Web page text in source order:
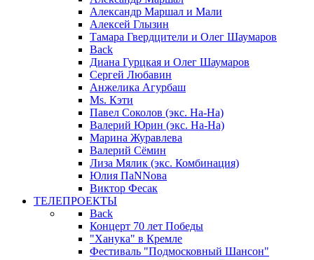
Александр Маршал и Мали
Алексей Глызин
Тамара Гвердцители и Олег Шаумаров
Back
Диана Гурцкая и Олег Шаумаров
Сергей Любавин
Анжелика Агурбаш
Ms. Кэти
Павел Соколов (экс. На-На)
Валерий Юрин (экс. На-На)
Марина Журавлева
Валерий Сёмин
Лиза Мялик (экс. Комбинация)
Юлия ПаNNова
Виктор Фесак
ТЕЛЕПРОЕКТЫ
Back
Концерт 70 лет Победы
"Ханука" в Кремле
Фестиваль "Подмосковный Шансон"